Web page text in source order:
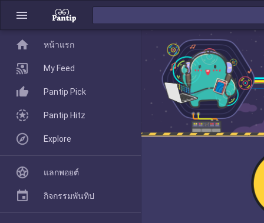
menu
home
Pantip Pick
home หน้าแรก
My Feed
Pantip Pick
Pantip Hitz
Explore
แลกพอยต์
กิจกรรมพันทิป